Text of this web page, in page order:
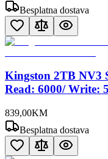
Besplatna dostava
Kingston 2TB NV3
Read: 6000/ Write:
839,00KM
Besplatna dostava